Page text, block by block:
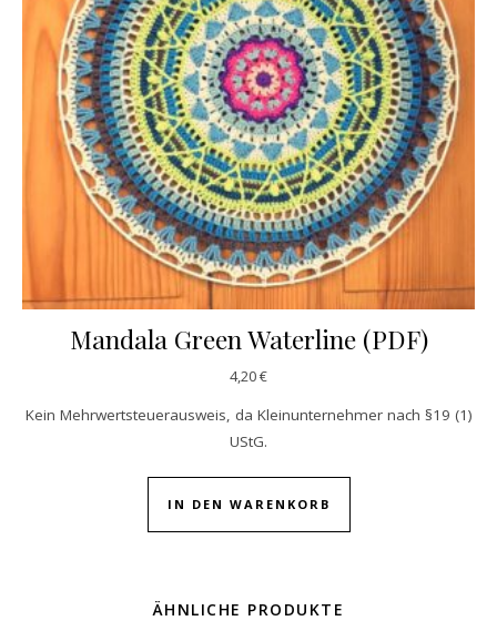
Mandala Green Waterline (PDF)
4,20€
Kein Mehrwertsteuerausweis, da Kleinunternehmer nach §19 (1)
UStG.
IN DEN WARENKORB
ÄHNLICHE PRODUKTE